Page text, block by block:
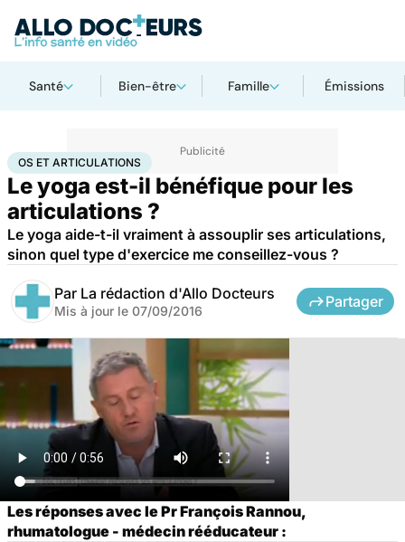
Santé Bien-être Famille Émissions
Accueil SantéMaladiesOs et articulations
OS ET ARTICULATIONS
Le yoga est-il bénéfique pour les
articulations ?
Le yoga aide-t-il vraiment à assouplir ses articulations,
sinon quel type d'exercice me conseillez-vous ?
Par La rédaction d'Allo Docteurs
Mis à jour le 07/09/2016
Partager
Les réponses avec le Pr François Rannou,
rhumatologue - médecin rééducateur :